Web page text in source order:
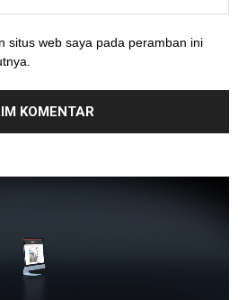
situs web saya pada peramban ini